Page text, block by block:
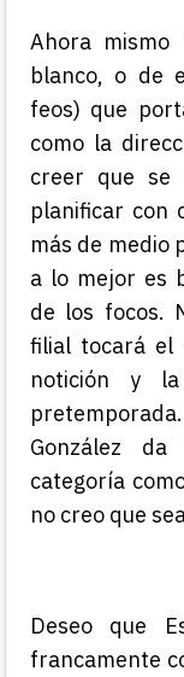
Ahora mismo
blanco, o de
feos) que
como la
creer que
planificar con
más de medio
a lo mejor es
de los focos.
filial tocará el
notición y
González
categoría
no creo que
Deseo que
francamente